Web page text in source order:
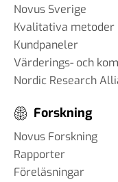
Novus Sverige
Kvalitativa metoder
Kundpaneler
Värderings- och
Nordic Research
Forskning
Novus Forskning
Rapporter
Föreläsningar